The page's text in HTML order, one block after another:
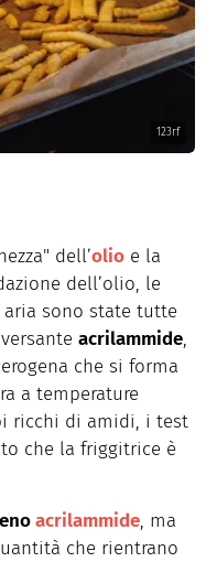
123rf
dell’olio e la
dell’olio, le
sono state tutte
acrilammide,
che si forma
a temperature
ricchi di amidi, i test
che la friggitrice è
acrilammide, ma
che rientrano